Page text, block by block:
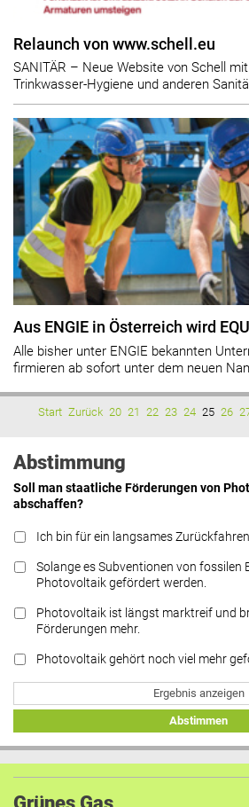
Relaunch von www.schell.eu
SANITÄR – Neue Website von Schell
Trinkwasser-Hygiene und anderen
Aus ENGIE in Österreich wird
Alle bisher unter ENGIE bekannten
firmieren ab sofort unter dem neuen
Start Zurück 20 21 22 23 24 25 26
Abstimmung
Soll man staatliche Förderungen von
abschaffen?
Ich bin für ein langsames
Solange es Subventionen von fossilen
Photovoltaik gefördert werden.
Photovoltaik ist längst marktreif und
Förderungen mehr.
Photovoltaik gehört noch viel mehr
Ergebnis anzeigen
Abstimmen
Grünes Gas